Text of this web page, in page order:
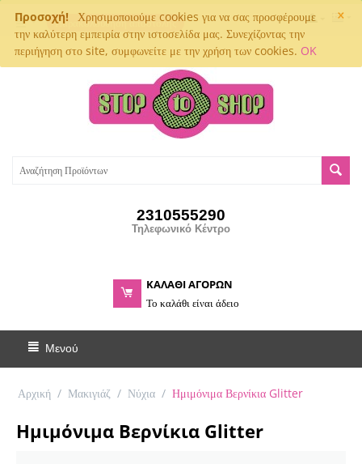
×
Προσοχή!
Χρησιμοποιούμε cookies για να σας προσφέρουμε
την καλύτερη εμπειρία στην ιστοσελίδα μας. Συνεχίζοντας την
περιήγηση στο site, συμφωνείτε με την χρήση των cookies. OK
Παρακολούθηση αποστολής
2310555290
Τηλεφωνικό Κέντρο
ΚΑΛΑΘΙ ΑΓΟΡΩΝ
Το καλάθι είναι άδειο
Μενού
Αρχική / Μακιγιάζ / Νύχια / Ημιμόνιμα Βερνίκια Glitter
Ημιμόνιμα Βερνίκια Glitter